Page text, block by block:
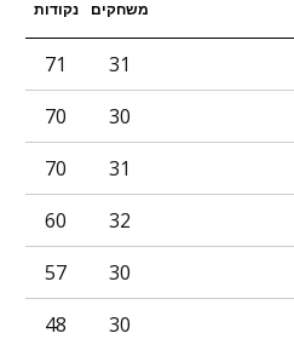
משחקים נקודות
31
71
30
70
31
70
32
60
30
57
30
48